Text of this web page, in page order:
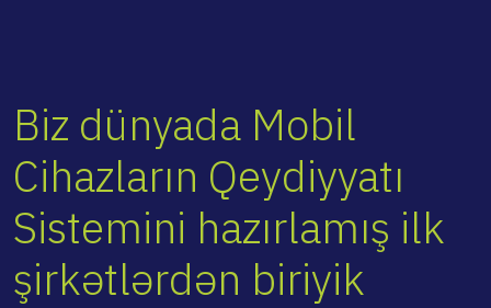
Biz dünyada Mobil
Cihazların Qeydiyyatı
Sistemini hazırlamış ilk
şirkətlərdən biriyik